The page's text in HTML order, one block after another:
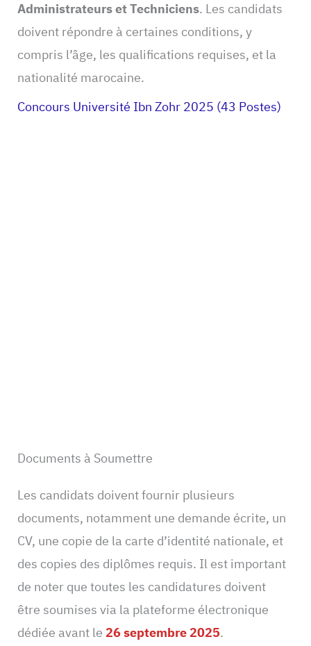
Administrateurs et Techniciens. Les candidats
doivent répondre à certaines conditions, y
compris l’âge, les qualifications requises, et la
nationalité marocaine.
Concours Université Ibn Zohr 2025 (43 Postes)
Documents à Soumettre
Les candidats doivent fournir plusieurs
documents, notamment une demande écrite, un
CV, une copie de la carte d’identité nationale, et
des copies des diplômes requis. Il est important
de noter que toutes les candidatures doivent
être soumises via la plateforme électronique
dédiée avant le 26 septembre 2025.